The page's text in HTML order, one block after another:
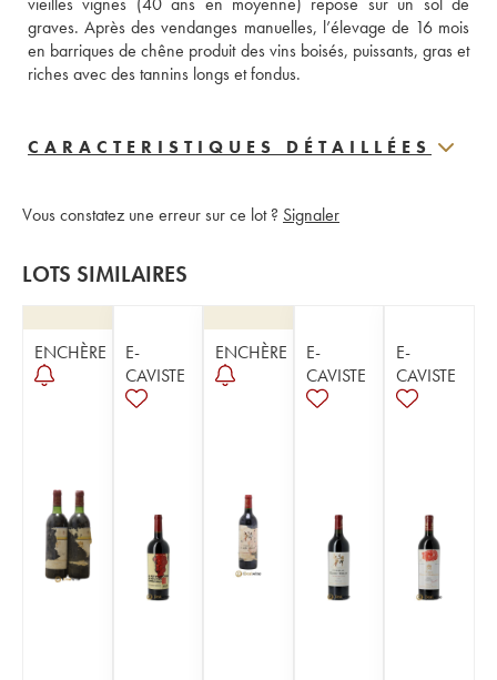
graves. Après des vendanges manuelles, l’élevage de 16 mois
en barriques de chêne produit des vins boisés, puissants, gras et
riches avec des tannins longs et fondus.
CARACTERISTIQUES DÉTAILLÉES
Vous constatez une erreur sur ce lot ? Signaler
LOTS SIMILAIRES
ENCHÈRE
E-
CAVISTE
ENCHÈRE
E-
CAVISTE
E-
CAVISTE